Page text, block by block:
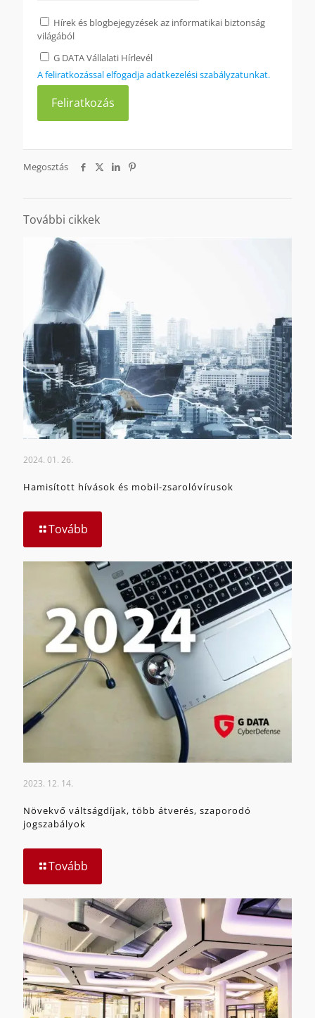
Hírek és blogbejegyzések az informatikai biztonság
világából
G DATA Vállalati Hírlevél
A feliratkozással elfogadja adatkezelési szabályzatunkat.
Megosztás
További cikkek
2024. 01. 26.
Hamisított hívások és mobil-zsarolóvírusok
Tovább
2023. 12. 14.
Növekvő váltságdíjak, több átverés, szaporodó
jogszabályok
Tovább